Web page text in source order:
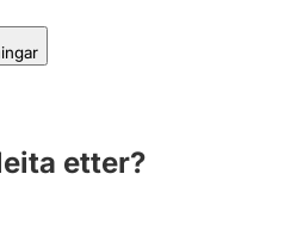
etter?